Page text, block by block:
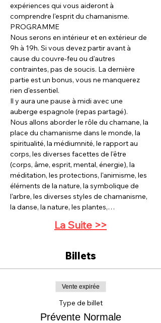
expériences qui vous aideront à
comprendre l'esprit du chamanisme.
PROGRAMME
Nous serons en intérieur et en extérieur de
9h à 19h. Si vous devez partir avant à
cause du couvre-feu ou d'autres
contraintes, pas de soucis. La dernière
partie est un bonus, vous ne manquerez
rien d'essentiel.
Il y aura une pause à midi avec une
auberge espagnole (repas partagé).
Nous allons aborder le rôle du chamane, la
place du chamanisme dans le monde, la
spiritualité, la médiumnité, le rapport au
corps, les diverses facettes de l'être
(corps, âme, esprit, mental, énergie), la
méditation, les protections, l'animisme, les
éléments de la nature, la symbolique de
l'arbre, les diverses styles de chamanisme,
la danse, la nature, les plantes,…
La Suite >>
Billets
Vente expirée
Type de billet
Prévente Normale